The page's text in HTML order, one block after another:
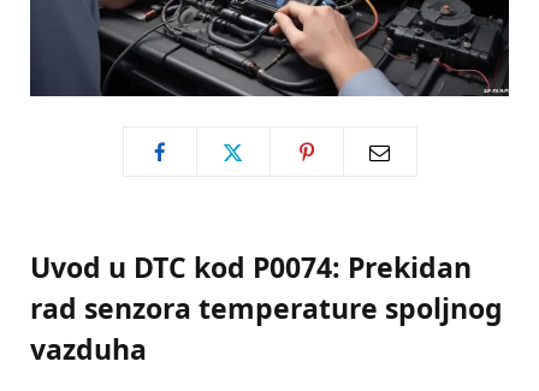
Uvod u DTC kod P0074: Prekidan
rad senzora temperature spoljnog
vazduha